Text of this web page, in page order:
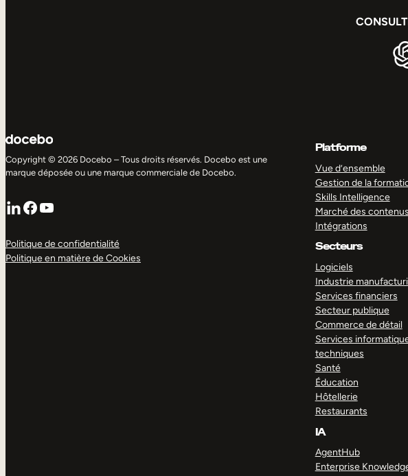
Copyright © 2026 Docebo – Tous droits réservés. Docebo est une
marque déposée ou une marque commerciale de Docebo.
LinkedIn
Facebook
YouTube
Politique de confidentialité
Politique en matière de Cookies
Platforme
Vue d’ensemble
Gestion de la
Skills Intelligence
Marché des contenus
Intégrations
Secteurs
Logiciels
Industrie
Services financiers
Secteur publique
Commerce de détail
Services
techniques
Santé
Éducation
Hôtellerie
Restaurants
IA
AgentHub
Enterprise